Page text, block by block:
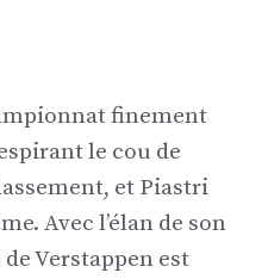
finement
le cou de
et Piastri
Avec l’élan de son
Verstappen est